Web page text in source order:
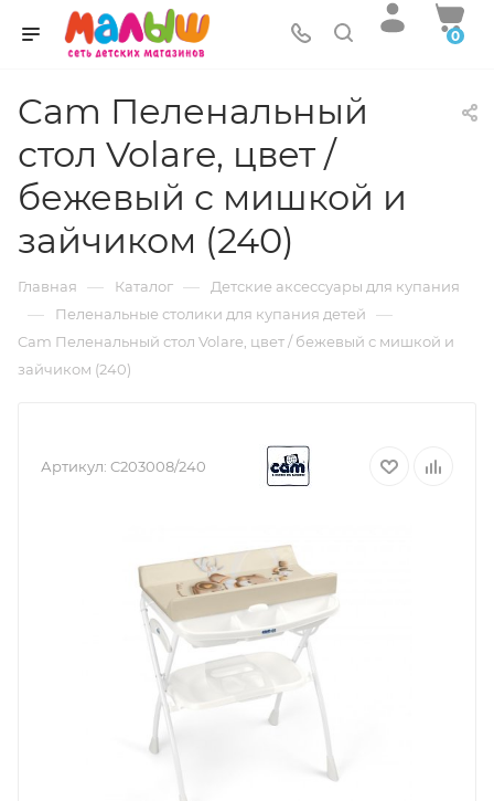
0
Cam Пеленальный
стол Volare, цвет /
бежевый с мишкой и
зайчиком (240)
Главная — Каталог — Детские аксессуары для купания
— Пеленальные столики для купания детей —
Cam Пеленальный стол Volare, цвет / бежевый с мишкой и
зайчиком (240)
Артикул: C203008/240